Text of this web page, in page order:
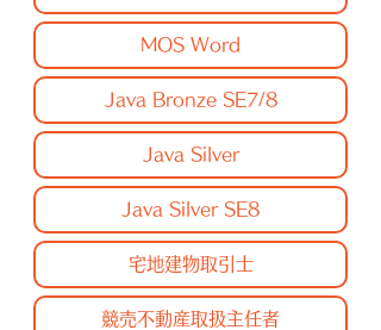
MOS Word
Java Bronze SE7/8
Java Silver
Java Silver SE8
宅地建物取引士
競売不動産取扱主任者